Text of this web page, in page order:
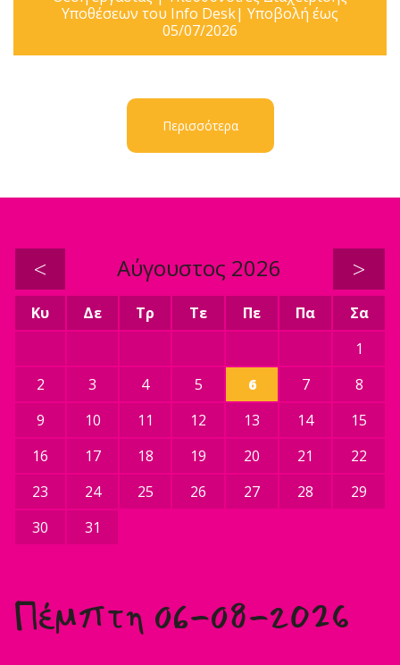
Υποθέσεων του Info Desk| Υποβολή έως
05/07/2026
Περισσότερα
< Αύγουστος 2026 >
Κυ Δε Τρ Τε Πε Πα
Σα
1
2
3 4 5 6 7
8
9
10 11 12 13 14
15
16
17 18 19 20 21
22
23
24 25 26 27 28
29
30
31
Πέμπτη 06-08-2026